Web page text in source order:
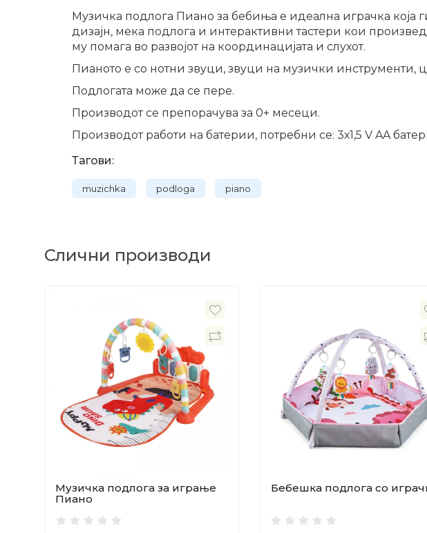
Музичка подлога Пиано за бебиња е идеална играчка која
дизајн, мека подлога и интерактивни тастери кои
му помага во развојот на координацијата и слухот.
Пианото е со нотни звуци, звуци на музички инструменти,
Подлогата може да се пере.
Производот се препорачува за 0+ месеци.
Производот работи на батерии, потребни се: 3х1,5 V AA
Тагови:
muzichka podloga piano
Слични производи
Музичка подлога за играње
Пиано
Бебешка подлога со